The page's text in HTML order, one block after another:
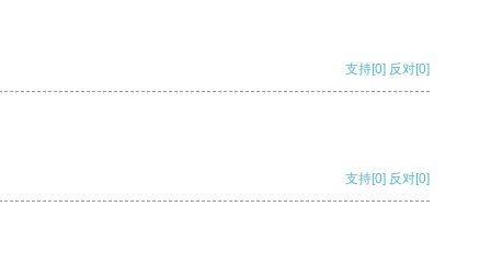
支持[0] 反对[0]
支持[0] 反对[0]